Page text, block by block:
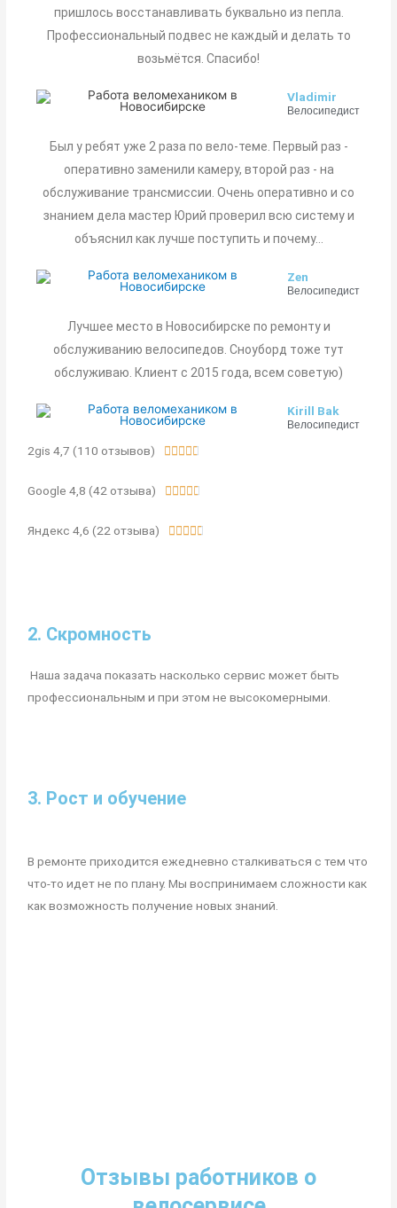
пришлось восстанавливать буквально из пепла.
Профессиональный подвес не каждый и делать то
возьмётся. Спасибо!
Vladimir
Велосипедист
Был у ребят уже 2 раза по вело-теме. Первый раз -
оперативно заменили камеру, второй раз - на
обслуживание трансмиссии. Очень оперативно и со
знанием дела мастер Юрий проверил всю систему и
объяснил как лучше поступить и почему...
Zen
Велосипедист
Лучшее место в Новосибирске по ремонту и
обслуживанию велосипедов. Сноуборд тоже тут
обслуживаю. Клиент с 2015 года, всем советую)
Kirill Bak
Велосипедист
2gis 4,7 (110 отзывов) 
Google 4,8 (42 отзыва) 
Яндекс 4,6 (22 отзыва) 
2. Скромность
Наша задача показать насколько сервис может быть
профессиональным и при этом не высокомерными.
3. Рост и обучение
В ремонте приходится ежедневно сталкиваться с тем что
что-то идет не по плану. Мы воспринимаем сложности как
как возможность получение новых знаний.
Отзывы работников о